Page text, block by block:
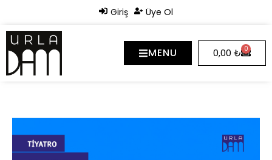
Giriş Üye Ol
MENU 0,00 ₺ 0